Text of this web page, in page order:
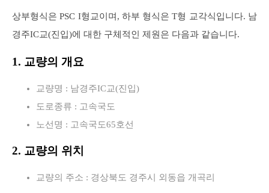
상부형식은 PSC I형교이며, 하부 형식은 T형 교각식입니다. 남
경주IC교(진입)에 대한 구체적인 제원은 다음과 같습니다.
1. 교량의 개요
교량명 : 남경주IC교(진입)
도로종류 : 고속국도
노선명 : 고속국도65호선
2. 교량의 위치
교량의 주소 : 경상북도 경주시 외동읍 개곡리